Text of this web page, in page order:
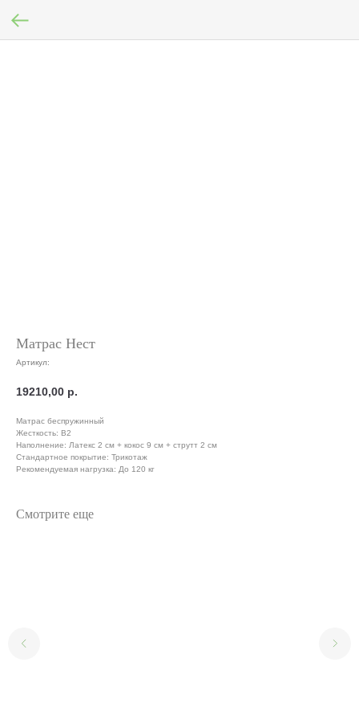
Матрас Нест
Артикул:
19210,00 р.
Матрас беспружинный
Жесткость: B2
Наполнение: Латекс 2 см + кокос 9 см + струтт 2 см
Стандартное покрытие: Трикотаж
Рекомендуемая нагрузка: До 120 кг
Смотрите еще